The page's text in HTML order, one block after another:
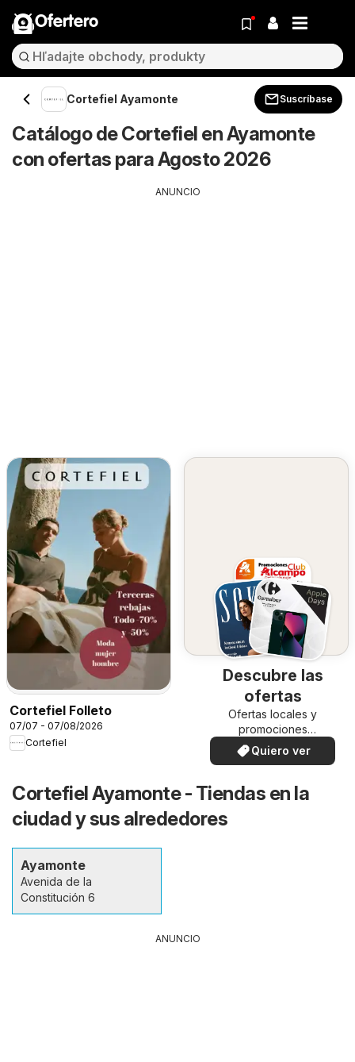
Ofertero
Cortefiel Ayamonte Suscríbase
Catálogo de Cortefiel en Ayamonte
con ofertas para Agosto 2026
ANUNCIO
Cortefiel Folleto
07/07 - 07/08/2026
Cortefiel
Descubre las
ofertas
Ofertas locales y
promociones
especiales.
Quiero ver
Cortefiel Ayamonte - Tiendas en la
ciudad y sus alrededores
Ayamonte
Avenida de la
Constitución 6
ANUNCIO